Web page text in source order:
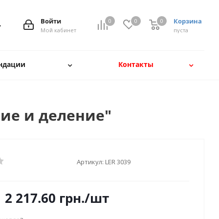
0 0 Корзина
пуста
0
Войти
Мой кабинет
Контакты
и деление"
Артикул: LER 3039
2 217.60 грн./шт